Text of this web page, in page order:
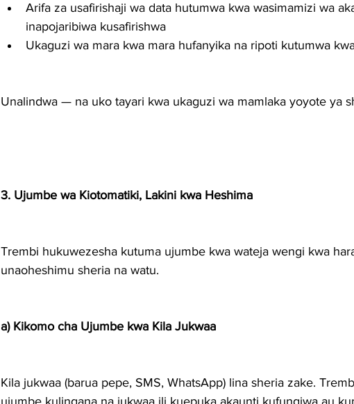
Arifa za usafirishaji wa data hutumwa kwa wasimamizi wa
inapojaribiwa kusafirishwa
Ukaguzi wa mara kwa mara hufanyika na ripoti kutumwa
Unalindwa — na uko tayari kwa ukaguzi wa mamlaka yoyote ya
3. Ujumbe wa Kiotomatiki, Lakini kwa Heshima
Trembi hukuwezesha kutuma ujumbe kwa wateja wengi kwa
unaoheshimu sheria na watu.
a) Kikomo cha Ujumbe kwa Kila Jukwaa
Kila jukwaa (barua pepe, SMS, WhatsApp) lina sheria zake.